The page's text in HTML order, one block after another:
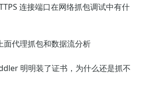
连接端口在网络抓包调试中有什
面代理抓包和数据流分析
明明装了证书，为什么还是抓不